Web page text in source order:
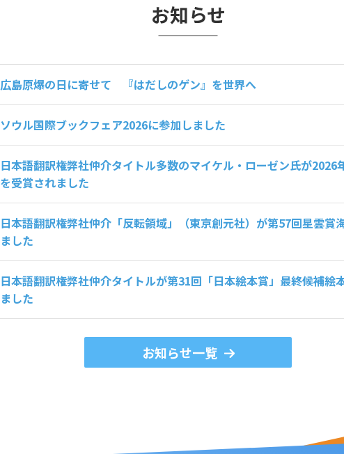
お知らせ
広島原爆の日に寄せて 『はだしのゲン』を世界へ
ソウル国際ブックフェア2026に参加しました
日本語翻訳権弊社仲介タイトル多数のマイケル・ローゼン氏が2026
を受賞されました
日本語翻訳権弊社仲介「反転領域」（東京創元社）が第57回星雲賞
ました
日本語翻訳権弊社仲介タイトルが第31回「日本絵本賞」最終候補絵
ました
お知らせ一覧